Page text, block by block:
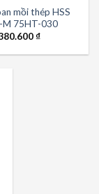
mồi thép HSS
M 75HT-030
₫